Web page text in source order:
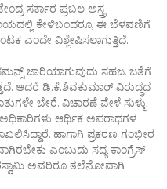
ಸರ್ಕಾರ ಪ್ರಬಲ ಅಸ್ತ್ರ
ಕೇಳಿಬಂದರೂ, ಈ ಬೆಳವಣಿಗೆ
ಎಂದೇ ವಿಶ್ಲೇಷಿಸಲಾಗುತ್ತಿದೆ.
ಜಾರಿಯಾಗುವುದು ಸಹಜ. ಜತೆಗೆ
ಆದರೆ ಡಿ.ಕೆ.ಶಿವಕುಮಾರ್‌ ವಿರುದ್ಧದ
ಬೇರೆ. ವಿಚಾರಣೆ ವೇಳೆ ಸುಳ್ಳು
ಆರ್ಥಿಕ ಅಪರಾಧಗಳ
ಹಾಗಾಗಿ ಪ್ರಕರಣ ಗಂಭೀರ
ಎಂಬುದು ಸದ್ಯ ಕಾಂಗ್ರೆಸ್‌
ಅವರಿರೂ ತಲೆನೋವಾಗಿ